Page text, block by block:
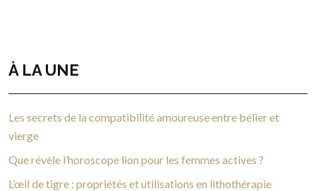
À LA UNE
Les secrets de la compatibilité amoureuse entre bélier et
vierge
Que révèle l’horoscope lion pour les femmes actives ?
L’œil de tigre : propriétés et utilisations en lithothérapie